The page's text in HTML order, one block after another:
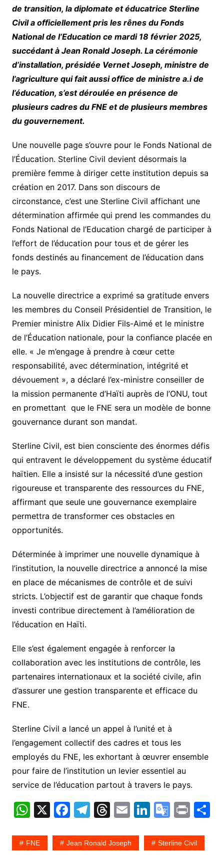
de transition, la diplomate et éducatrice Sterline
Civil a officiellement pris les rênes du Fonds
National de l’Education ce mardi 18 février 2025,
succédant à Jean Ronald Joseph. La cérémonie
d’installation, présidée Vernet Joseph, ministre de
l’agriculture qui fait aussi office de ministre a.i de
l’éducation, s’est déroulée en présence de
plusieurs cadres du FNE et de plusieurs membres
du gouvernement.
Une nouvelle page s’ouvre pour le Fonds National de
l’Éducation. Sterline Civil devient désormais la
première femme à diriger cette institution depuis sa
création en 2017. Dans son discours de
circonstance, c’est une Sterline Civil affichant une
détermination affirmée qui prend les commandes du
Fonds National de l’Education chargé de participer à
l’effort de l’éducation pour tous et de gérer les
fonds destinés au financement de l’éducation dans
le pays.
La nouvelle directrice a exprimé sa gratitude envers
les membres du Conseil Présidentiel de Transition, le
Premier ministre Alix Didier Fils-Aimé et le ministre
de l’Éducation nationale, pour la confiance placée en
elle. « Je m’engage à prendre à cœur cette
responsabilité, avec détermination, intégrité et
dévouement », a déclaré l’ex-ministre conseiller de
la mission permanente d’Haïti auprès de l’ONU, tout
en promettant que le FNE sera un modèle de bonne
gouvernance durant son mandat.
Sterline Civil, est bien consciente des énormes défis
qui entravent le développement du système éducatif
haïtien. Elle a insisté sur la nécessité d’une gestion
rigoureuse et transparente des ressources du FNE,
affirmant que seule une gouvernance exemplaire
permettra de transformer ces obstacles en
opportunités.
Déterminée à imprimer une nouvelle dynamique à
l’institution, la nouvelle directrice a annoncé la mise
en place de mécanismes de contrôle et de suivi
stricts. L’objectif est de garantir que chaque fonds
investi contribue directement à l’amélioration de
l’éducation en Haïti.
Elle s’est également engagée à renforcer la
collaboration avec les institutions de contrôle, les
partenaires internationaux et la société civile, afin
d’assurer une gestion transparente et efficace du
FNE.
Sterline Civil a lancé un appel à l’unité et à
l’engagement collectif des cadres et tous les
employés du FNE, les exhortant à œuvrer ensemble
pour faire de l’institution un levier essentiel au
service de l’éducation partout à travers le pays.
W
at
X F
c
T
e
T
e
E
ai
Li
k
G
o
Pr
t
P
FNE Jean Ronald Joseph Sterline Civil